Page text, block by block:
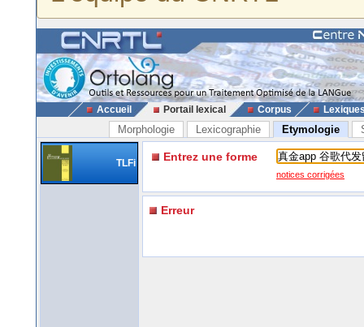
Accueil Portail lexical Corpus
Morphologie Lexicographie Etymologie
TLFi Entrez une forme
notices corrigées
Erreur